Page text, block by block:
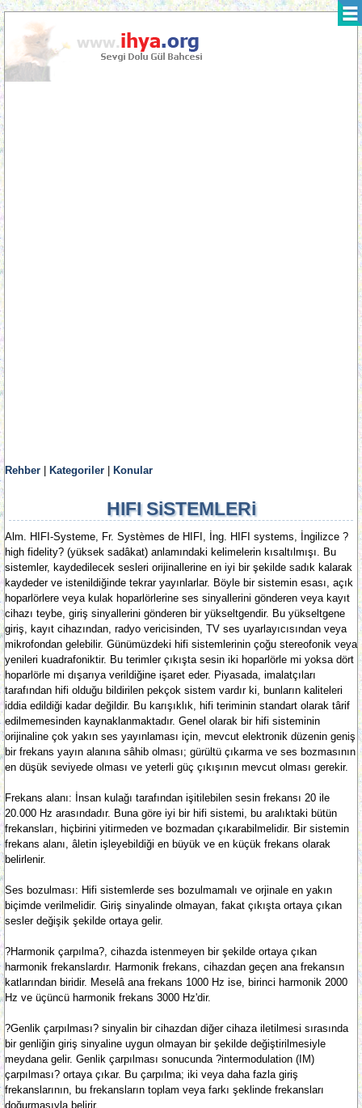
Rehber Kategoriler Konular
HIFI SiSTEMLERi
Alm. HIFI-Systeme, Fr. Systèmes de HIFI, İng. HIFI systems, İngilizce ?
high fidelity? (yüksek sadâkat) anlamındaki kelimelerin kısaltılmışı. Bu
sistemler, kaydedilecek sesleri orijinallerine en iyi bir şekilde sadık kalarak
kaydeder ve istenildiğinde tekrar yayınlarlar. Böyle bir sistemin esası, açık
hoparlörlere veya kulak hoparlörlerine ses sinyallerini gönderen veya kayıt
cihazı teybe, giriş sinyallerini gönderen bir yükseltgendir. Bu yükseltgene
giriş, kayıt cihazından, radyo vericisinden, TV ses uyarlayıcısından veya
mikrofondan gelebilir. Günümüzdeki hifi sistemlerinin çoğu stereofonik veya
yenileri kuadrafoniktir. Bu terimler çıkışta sesin iki hoparlörle mi yoksa dört
hoparlörle mi dışarıya verildiğine işaret eder. Piyasada, imalatçıları
tarafından hifi olduğu bildirilen pekçok sistem vardır ki, bunların kaliteleri
iddia edildiği kadar değildir. Bu karışıklık, hifi teriminin standart olarak târif
edilmemesinden kaynaklanmaktadır. Genel olarak bir hifi sisteminin
orijinaline çok yakın ses yayınlaması için, mevcut elektronik düzenin geniş
bir frekans yayın alanına sâhib olması; gürültü çıkarma ve ses bozmasının
en düşük seviyede olması ve yeterli güç çıkışının mevcut olması gerekir.
Frekans alanı: İnsan kulağı tarafından işitilebilen sesin frekansı 20 ile
20.000 Hz arasındadır. Buna göre iyi bir hifi sistemi, bu aralıktaki bütün
frekansları, hiçbirini yitirmeden ve bozmadan çıkarabilmelidir. Bir sistemin
frekans alanı, âletin işleyebildiği en büyük ve en küçük frekans olarak
belirlenir.
Ses bozulması: Hifi sistemlerde ses bozulmamalı ve orjinale en yakın
biçimde verilmelidir. Giriş sinyalinde olmayan, fakat çıkışta ortaya çıkan
sesler değişik şekilde ortaya gelir.
?Harmonik çarpılma?, cihazda istenmeyen bir şekilde ortaya çıkan
harmonik frekanslardır. Harmonik frekans, cihazdan geçen ana frekansın
katlarından biridir. Meselâ ana frekans 1000 Hz ise, birinci harmonik 2000
Hz ve üçüncü harmonik frekans 3000 Hz'dir.
?Genlik çarpılması? sinyalin bir cihazdan diğer cihaza iletilmesi sırasında
bir genliğin giriş sinyaline uygun olmayan bir şekilde değiştirilmesiyle
meydana gelir. Genlik çarpılması sonucunda ?intermodulation (IM)
çarpılması? ortaya çıkar. Bu çarpılma; iki veya daha fazla giriş
frekanslarının, bu frekansların toplam veya farkı şeklinde frekansları
doğurmasıyla belirir.